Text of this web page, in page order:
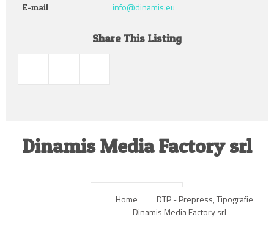
E-mail info@dinamis.eu
Share This Listing
Dinamis Media Factory srl
Home DTP - Prepress,Tipografie
Dinamis Media Factory srl